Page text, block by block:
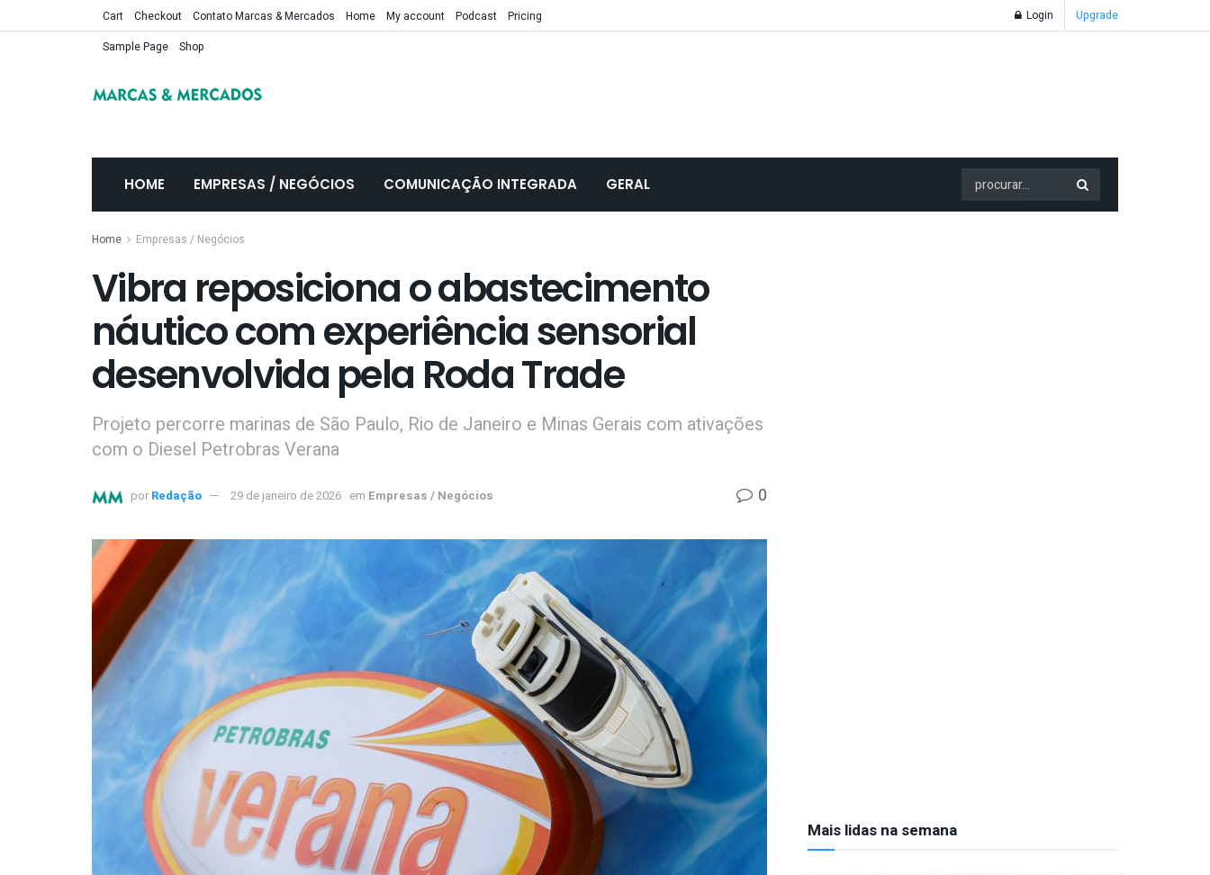
Cart Checkout Contato Marcas & Mercados Home My account Podcast
Pricing
Sample Page
Shop
Login Upgrade
HOME EMPRESAS / NEGÓCIOS COMUNICAÇÃO INTEGRADA GERAL
Home Empresas / Negócios
Vibra reposiciona o abastecimento
náutico com experiência sensorial
desenvolvida pela Roda Trade
Projeto percorre marinas de São Paulo, Rio de Janeiro e Minas Gerais com ativações
com o Diesel Petrobras Verana
por Redação 29 de janeiro de 2026 em Empresas / Negócios 0
Mais lidas na semana